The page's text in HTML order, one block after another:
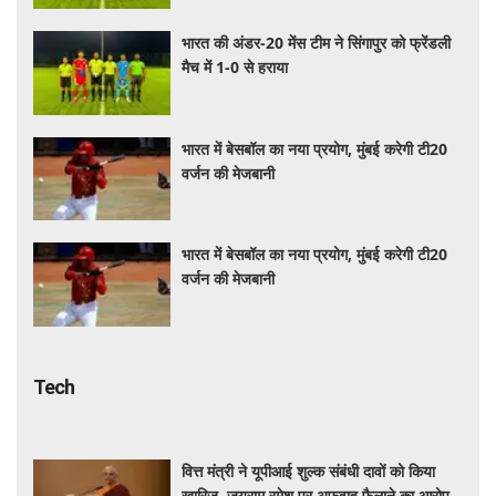
भारत की अंडर-20 मेंस टीम ने सिंगापुर को फ्रेंडली
मैच में 1-0 से हराया
भारत में बेसबॉल का नया प्रयोग, मुंबई करेगी टी20
वर्जन की मेजबानी
भारत में बेसबॉल का नया प्रयोग, मुंबई करेगी टी20
वर्जन की मेजबानी
Tech
वित्त मंत्री ने यूपीआई शुल्क संबंधी दावों को किया